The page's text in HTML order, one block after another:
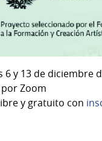
6 y 13 de diciembre
Zoom
y gratuito con